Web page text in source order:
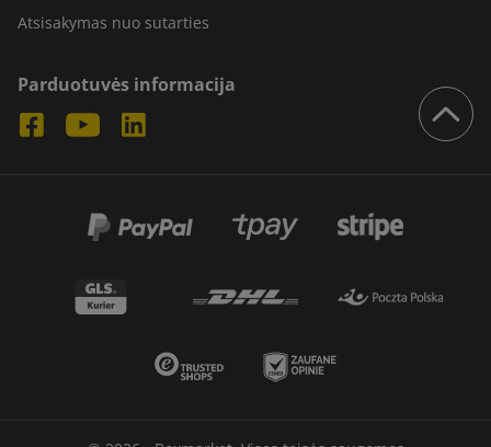
Atsisakymas nuo sutarties
Parduotuvės informacija